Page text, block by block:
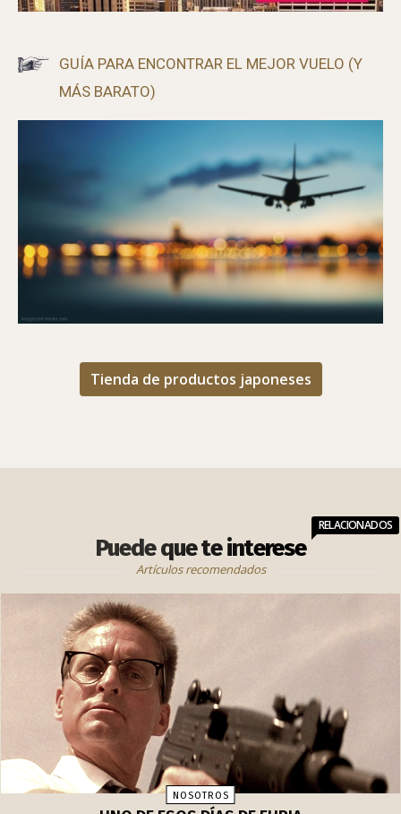
GUÍA PARA ENCONTRAR EL MEJOR VUELO (Y
MÁS BARATO)
Tienda de productos japoneses
Puede que te interese
RELACIONADOS
Artículos recomendados
NOSOTROS